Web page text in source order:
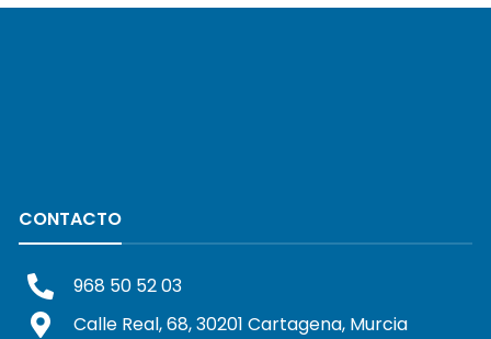
CONTACTO
968 50 52 03
Calle Real, 68, 30201 Cartagena, Murcia